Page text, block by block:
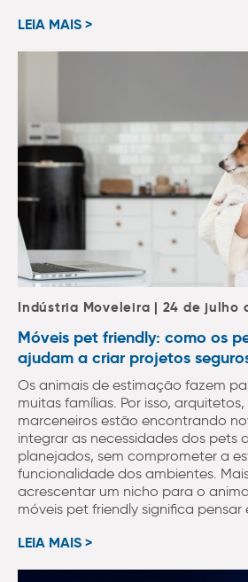
LEIA MAIS >
Indústria Moveleira | 24 de julho
Móveis pet friendly: como os
ajudam a criar projetos
Os animais de estimação fazem
muitas famílias. Por isso,
marceneiros estão encontrando
integrar as necessidades dos pets
planejados, sem comprometer a
funcionalidade dos ambientes.
acrescentar um nicho para o
móveis pet friendly significa pensar
LEIA MAIS >